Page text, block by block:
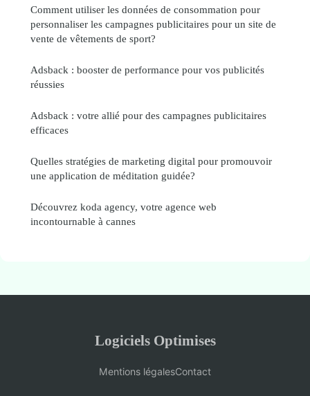
Comment utiliser les données de consommation pour
personnaliser les campagnes publicitaires pour un site de
vente de vêtements de sport?
Adsback : booster de performance pour vos publicités
réussies
Adsback : votre allié pour des campagnes publicitaires
efficaces
Quelles stratégies de marketing digital pour promouvoir
une application de méditation guidée?
Découvrez koda agency, votre agence web
incontournable à cannes
Logiciels Optimises
Mentions légalesContact